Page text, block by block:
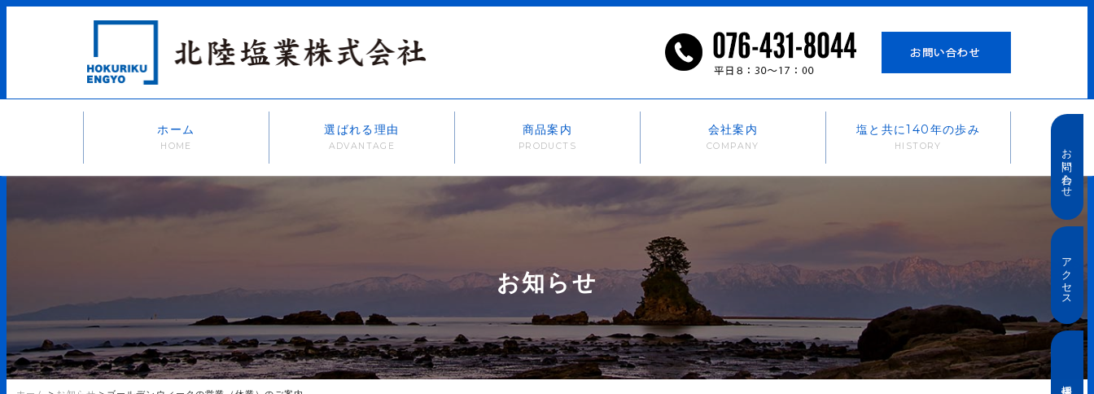
ホーム 選ばれる理由 商品案内 会社案内 塩と共に140年の歩み
お知らせ
お問い合わせ
アクセス